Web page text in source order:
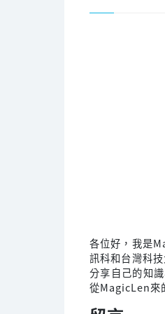
各位好，我是
訊科和台灣科
分享自己的知
從MagicLen來